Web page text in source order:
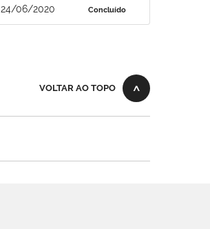
24/06/2020 Concluído
VOLTAR AO TOPO